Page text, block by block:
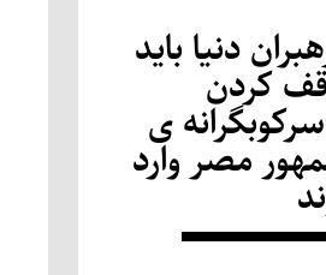
دنیا باید
کردن
ی
مصر وارد